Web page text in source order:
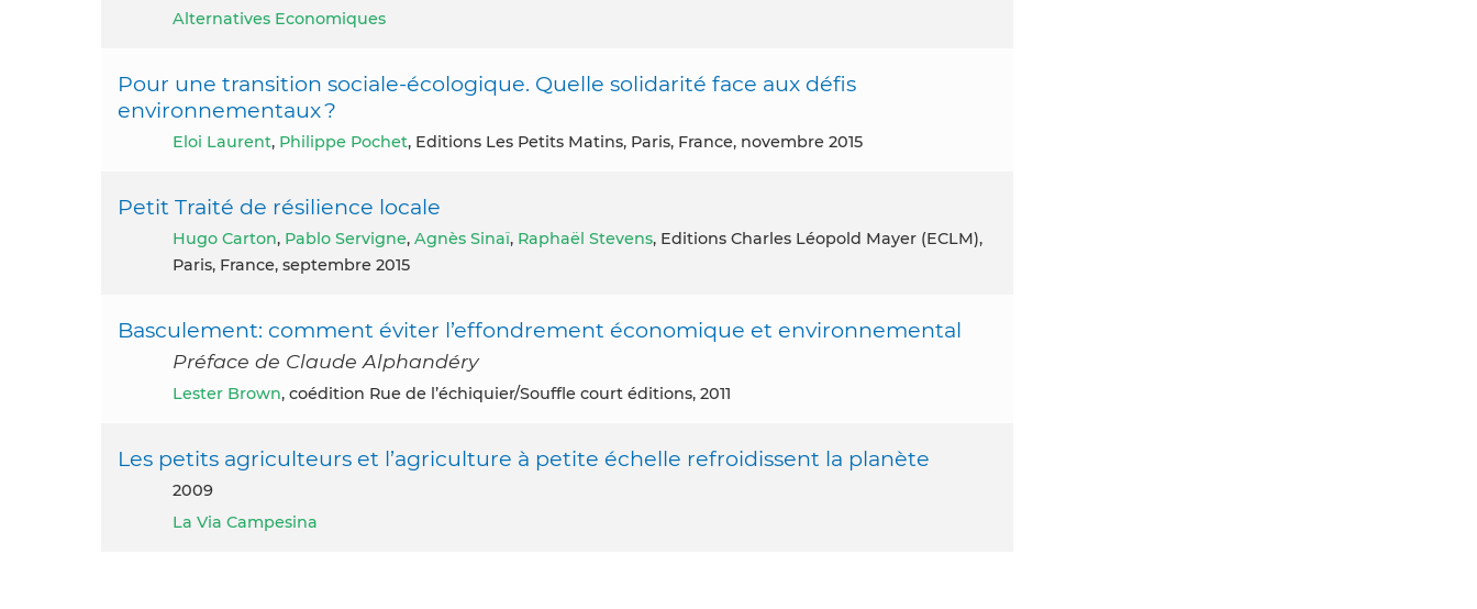
Alternatives Economiques
Pour une transition sociale-écologique. Quelle solidarité face aux défis
environnementaux ?
Eloi Laurent, Philippe Pochet, Editions Les Petits Matins, Paris, France, novembre 2015
Petit Traité de résilience locale
Hugo Carton, Pablo Servigne, Agnès Sinaï, Raphaël Stevens, Editions Charles Léopold Mayer (ECLM),
Paris, France, septembre 2015
Basculement: comment éviter l’effondrement économique et environnemental
Préface de Claude Alphandéry
Lester Brown, coédition Rue de l’échiquier/Souffle court éditions, 2011
Les petits agriculteurs et l’agriculture à petite échelle refroidissent la planète
2009
La Via Campesina